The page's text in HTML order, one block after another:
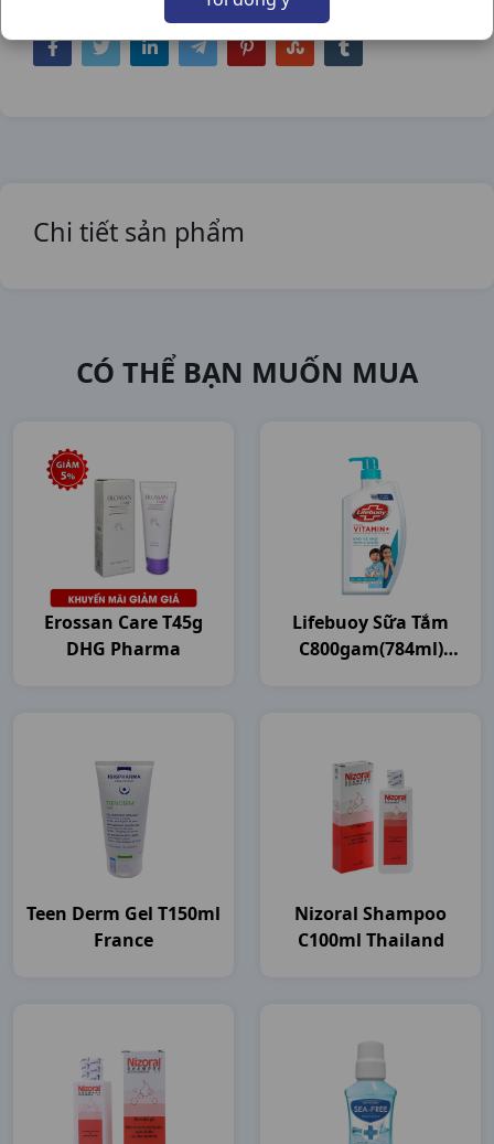
Chi tiết sản phẩm
CÓ THỂ BẠN MUỐN MUA
Erossan Care T45g
DHG Pharma
Lifebuoy Sữa Tắm
C800gam(784ml)
Teen Derm Gel T150ml
France
Nizoral Shampoo
C100ml Thailand